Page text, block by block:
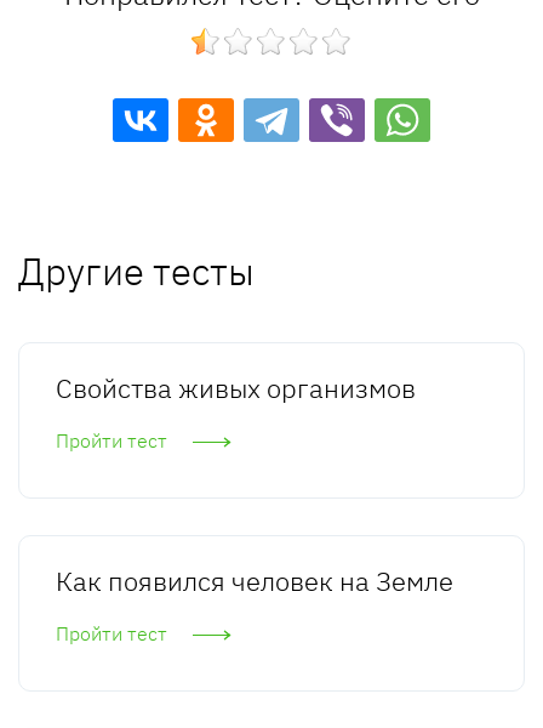
Другие тесты
Свойства живых организмов
Пройти тест
Как появился человек на Земле
Пройти тест